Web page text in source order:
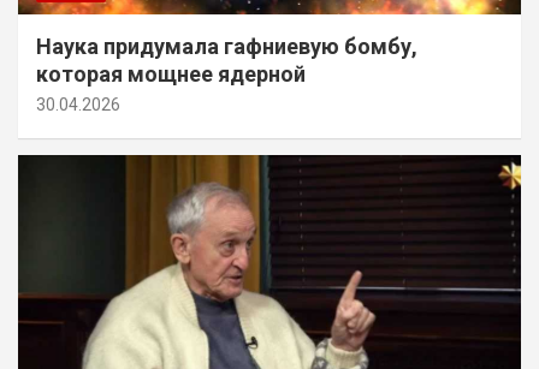
Наука придумала гафниевую бомбу,
которая мощнее ядерной
30.04.2026